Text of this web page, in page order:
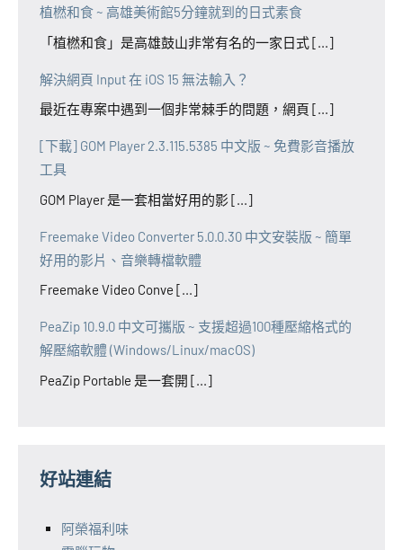
植橪和食 ~ 高雄美術館5分鐘就到的日式素食
「植橪和食」是高雄鼓山非常有名的一家日式 [...]
解決網頁 Input 在 iOS 15 無法輸入？
最近在專案中遇到一個非常棘手的問題，網頁 [...]
[下載] GOM Player 2.3.115.5385 中文版 ~ 免費影音播放
工具
GOM Player 是一套相當好用的影 [...]
Freemake Video Converter 5.0.0.30 中文安裝版 ~ 簡單
好用的影片、音樂轉檔軟體
Freemake Video Conve [...]
PeaZip 10.9.0 中文可攜版 ~ 支援超過100種壓縮格式的
解壓縮軟體 (Windows/Linux/macOS)
PeaZip Portable 是一套開 [...]
好站連結
阿榮福利味